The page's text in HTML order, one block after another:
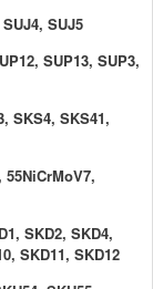
SUJ5
SUP13, SUP3,
SKS4, SKS41,
SKD2, SKD4,
SKD11, SKD12